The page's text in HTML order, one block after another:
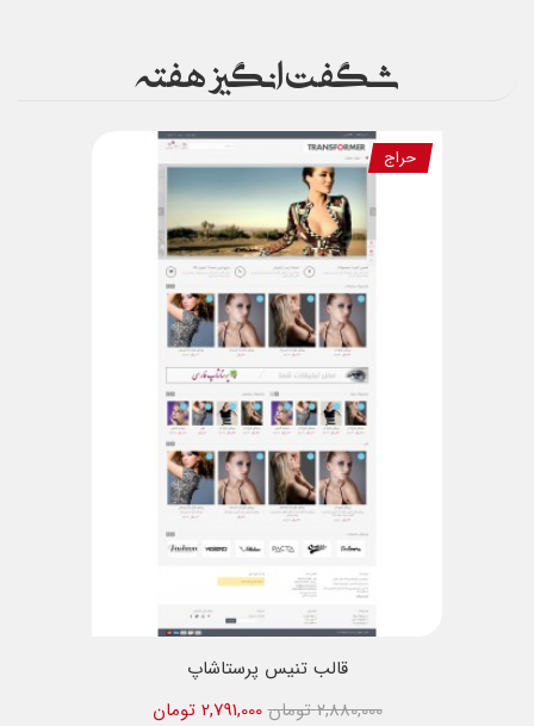
شگفت انگیز هفته
حراج
قالب تنیس پرستاشاپ
2,791,000 تومان
2,880,000 تومان